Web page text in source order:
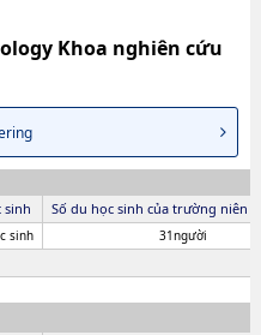
Khoa nghiên cứu
sinh Số du học sinh của trường niên
sinh 31người